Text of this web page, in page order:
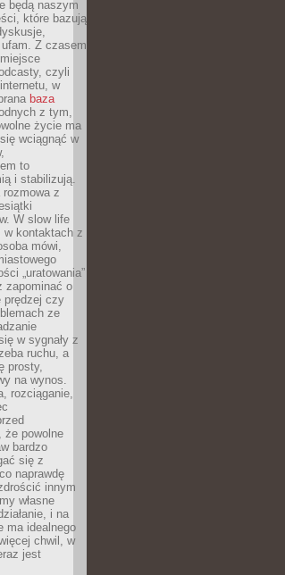
będą naszym
które bazują
ufam. Z czasem
czyli
w
baza
z tym,
życie ma
wciągnąć w
to
i stabilizują.
rozmowa z
W slow life
w kontaktach z
mówi,
„uratowania”
zapominać o
prędzej czy
ze
w sygnały z
ruchu, a
prosty,
na wynos.
rozciąganie,
że powolne
bardzo
się z
naprawdę
innym
własne
i na
ma idealnego
chwil, w
jest